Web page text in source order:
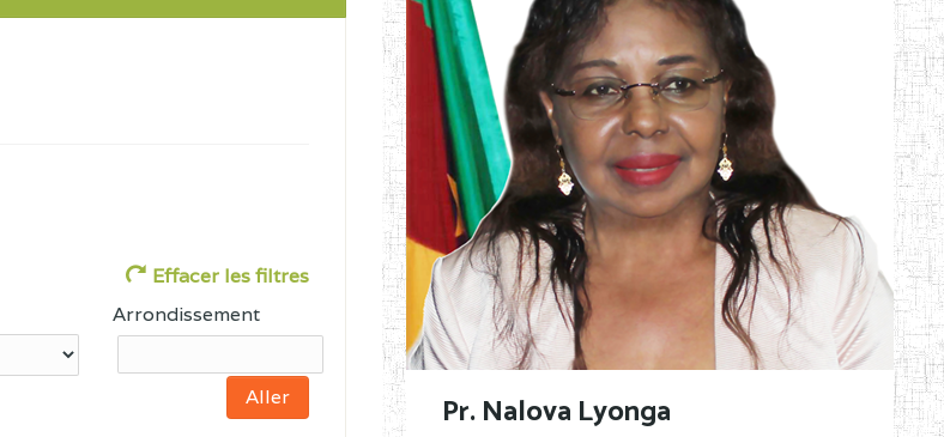
Effacer les filtres
Arrondissement
Pr. Nalova Lyonga